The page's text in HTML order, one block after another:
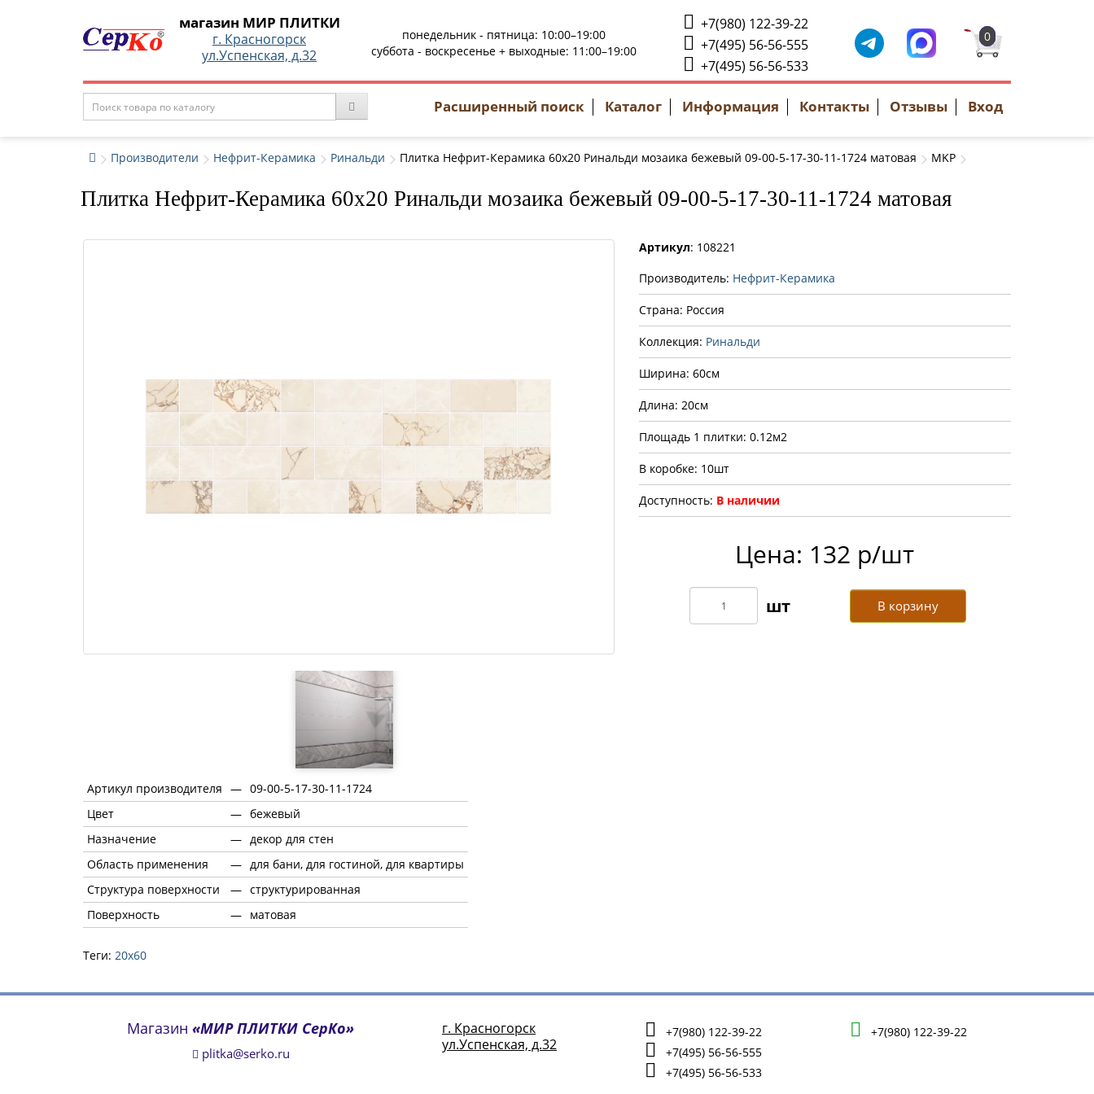
магазин МИР ПЛИТКИ
г. Красногорск
ул.Успенская, д.32
понедельник - пятница: 10:00–19:00
суббота - воскресенье + выходные: 11:00–19:00
+7(980) 122-39-22
+7(495) 56-56-555
+7(495) 56-56-533
0
Расширенный поиск Каталог Информация Контакты Отзывы Вход
Производители Нефрит-Керамика Ринальди Плитка Нефрит-Керамика 60x20 Ринальди мозаика бежевый 09-00-5-17-30-11-1724 матовая MKP
Плитка Нефрит-Керамика 60x20 Ринальди мозаика бежевый 09-00-5-17-30-11-1724 матовая
Артикул производителя — 09-00-5-17-30-11-1724
Цвет
— бежевый
Назначение
— декор для стен
Область применения
— для бани, для гостиной, для квартиры
Структура поверхности
— структурированная
Поверхность
— матовая
Артикул: 108221
Производитель: Нефрит-Керамика
Страна: Россия
Коллекция: Ринальди
Ширина: 60см
Длина: 20см
Площадь 1 плитки: 0.12м2
В коробке: 10шт
Доступность: В наличии
Цена: 132 р/шт
В корзину
Теги: 20х60
Магазин «МИР ПЛИТКИ СерКо»
plitka@serko.ru
г. Красногорск
ул.Успенская, д.32
+7(980) 122-39-22
+7(495) 56-56-555
+7(495) 56-56-533
+7(980) 122-39-22